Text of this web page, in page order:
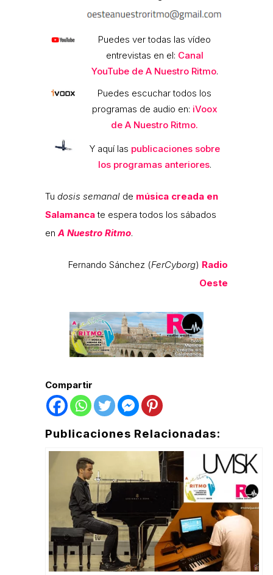
Puedes ver todas las vídeo
entrevistas en el: Canal
YouTube de A Nuestro Ritmo.
Puedes escuchar todos los
programas de audio en: iVoox
de A Nuestro Ritmo.
Y aquí las publicaciones sobre
los programas anteriores.
Tu dosis semanal de música creada en
Salamancate espera todos los sábados
enA Nuestro Ritmo.
Fernando Sánchez (FerCyborg) Radio
Oeste
Compartir
Publicaciones Relacionadas: